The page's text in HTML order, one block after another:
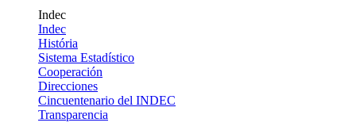
Indec
Indec
História
Sistema Estadístico
Cooperación
Direcciones
Cincuentenario del INDEC
Transparencia